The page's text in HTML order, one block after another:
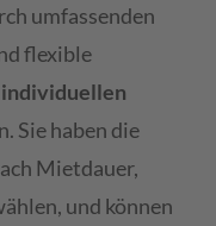
umfassenden
flexible
individuellen
Sie haben die
Mietdauer,
und können